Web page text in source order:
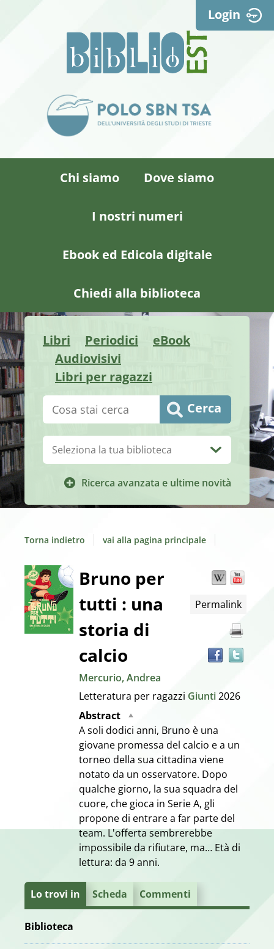
Login
Chi siamo Dove siamo
I nostri numeri
Ebook ed Edicola digitale
Chiedi alla biblioteca
Libri Periodici
eBook
Audiovisivi
Libri per ragazzi
Cerca su "Catalogo" Cerca
Ricerca avanzata e ultime novità
Biblioteca:
Torna indietro vai alla pagina principale
Dettaglio
del
documento
Wikipedia
Permalink
Bruno per
tutti : una
storia di
calcio
Mercurio, Andrea
Letteratura per ragazzi Giunti2026
Abstract
A soli dodici anni, Bruno è una
giovane promessa del calcio e a un
torneo della sua cittadina viene
notato da un osservatore. Dopo
qualche giorno, la sua squadra del
cuore, che gioca in Serie A, gli
propone di entrare a far parte del
team. L'offerta sembrerebbe
impossibile da rifiutare, ma… Età di
lettura: da 9 anni.
Lo trovi in Scheda Commenti
Biblioteca